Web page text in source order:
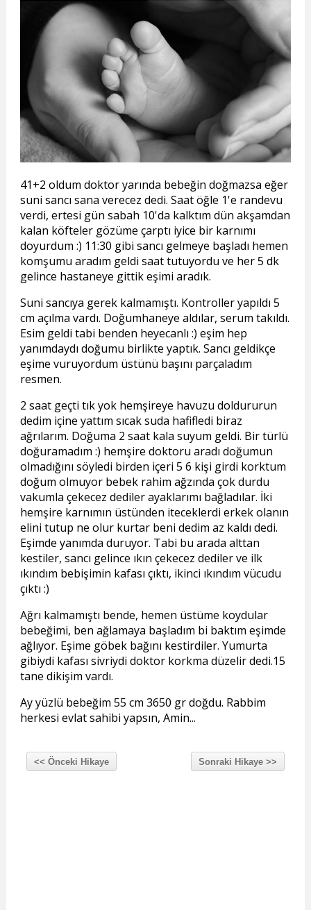
41+2 oldum doktor yarında bebeğin doğmazsa eğer
suni sancı sana verecez dedi. Saat öğle 1'e randevu
verdi, ertesi gün sabah 10'da kalktım dün akşamdan
kalan köfteler gözüme çarptı iyice bir karnımı
doyurdum :) 11:30 gibi sancı gelmeye başladı hemen
komşumu aradım geldi saat tutuyordu ve her 5 dk
gelince hastaneye gittik eşimi aradık.
Suni sancıya gerek kalmamıştı. Kontroller yapıldı 5
cm açılma vardı. Doğumhaneye aldılar, serum takıldı.
Esim geldi tabi benden heyecanlı :) eşim hep
yanımdaydı doğumu birlikte yaptık. Sancı geldikçe
eşime vuruyordum üstünü başını parçaladım
resmen.
2 saat geçti tık yok hemşireye havuzu doldururun
dedim içine yattım sıcak suda hafifledi biraz
ağrılarım. Doğuma 2 saat kala suyum geldi. Bir türlü
doğuramadım :) hemşire doktoru aradı doğumun
olmadığını söyledi birden içeri 5 6 kişi girdi korktum
doğum olmuyor bebek rahim ağzında çok durdu
vakumla çekecez dediler ayaklarımı bağladılar. İki
hemşire karnımın üstünden iteceklerdi erkek olanın
elini tutup ne olur kurtar beni dedim az kaldı dedi.
Eşimde yanımda duruyor. Tabi bu arada alttan
kestiler, sancı gelince ıkın çekecez dediler ve ilk
ıkındım bebişimin kafası çıktı, ikinci ıkındım vücudu
çıktı :)
Ağrı kalmamıştı bende, hemen üstüme koydular
bebeğimi, ben ağlamaya başladım bi baktım eşimde
ağlıyor. Eşime göbek bağını kestirdiler. Yumurta
gibiydi kafası sivriydi doktor korkma düzelir dedi.15
tane dikişim vardı.
Ay yüzlü bebeğim 55 cm 3650 gr doğdu. Rabbim
herkesi evlat sahibi yapsın, Amin...
<< Önceki Hikaye Sonraki Hikaye >>